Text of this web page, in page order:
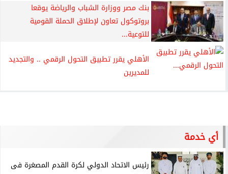
بنك مصر ووزارة الشباب والرياضة يوقعا
بروتوكول تعاون لإطلاق الحملة القومية
للتوعية...
الأهلي يقرر تطبيق التحول الرقمي .. والتجديد
للمديرين
أي خدمة
رئيس الاتحاد الدولي لكرة القدم المصغرة فى